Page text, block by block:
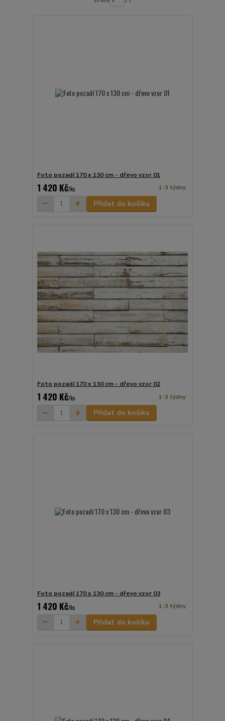
Foto pozadí 170 x 130 cm - dřevo vzor 01
1 420 Kč/ks 1-3 týdny
Přidat do košíku
Foto pozadí 170 x 130 cm - dřevo vzor 02
1 420 Kč/ks 1-3 týdny
Přidat do košíku
Foto pozadí 170 x 130 cm - dřevo vzor 03
1 420 Kč/ks 1-3 týdny
Přidat do košíku